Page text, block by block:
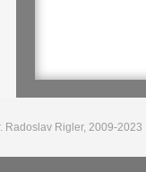
Rigler, 2009-2023 |